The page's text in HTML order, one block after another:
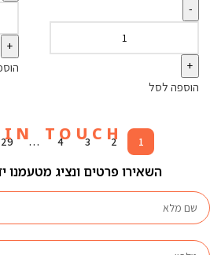
הוספה לסל
1
2
3
4
…
29N T O U C H
השאירו פרטים ונציג מטעמנו